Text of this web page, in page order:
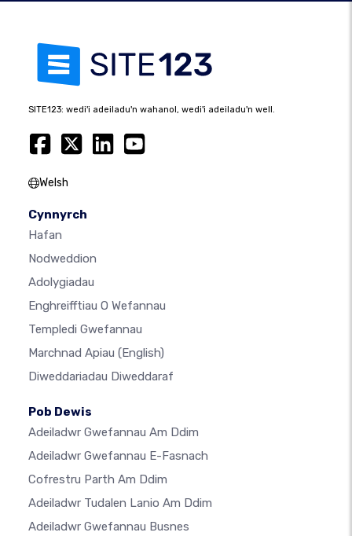
SITE123: wedi'i adeiladu'n wahanol, wedi'i adeiladu'n well.
Welsh
Cynnyrch
Hafan
Nodweddion
Adolygiadau
Enghreifftiau O Wefannau
Templedi Gwefannau
Marchnad Apiau (English)
Diweddariadau Diweddaraf
Pob Dewis
Adeiladwr Gwefannau Am Ddim
Adeiladwr Gwefannau E-Fasnach
Cofrestru Parth Am Ddim
Adeiladwr Tudalen Lanio Am Ddim
Adeiladwr Gwefannau Busnes